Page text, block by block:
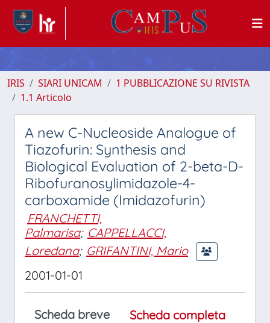
IRIS SIARI UNICAM
1 PUBBLICAZIONE SU RIVISTA
1.1 Articolo
A new C-Nucleoside Analogue of
Tiazofurin: Synthesis and
Biological Evaluation of 2-beta-D-
Ribofuranosylimidazole-4-
carboxamide (Imidazofurin)
FRANCHETTI,
Palmarisa; CAPPELLACCI,
Loredana; GRIFANTINI, Mario
2001-01-01
Scheda breve
Scheda completa